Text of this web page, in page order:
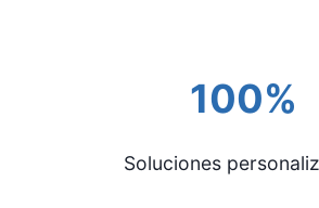
100%
Soluciones